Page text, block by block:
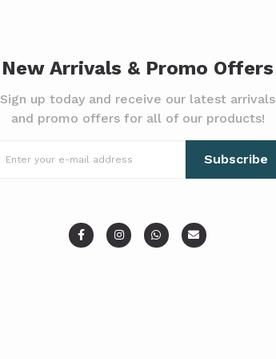
New Arrivals & Promo Offers
Sign up today and receive our latest arrivals
and promo offers for all of our products!
Subscribe